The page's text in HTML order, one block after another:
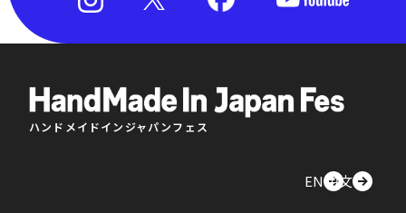
ハンドメイドインジャパンフェス
EN中文